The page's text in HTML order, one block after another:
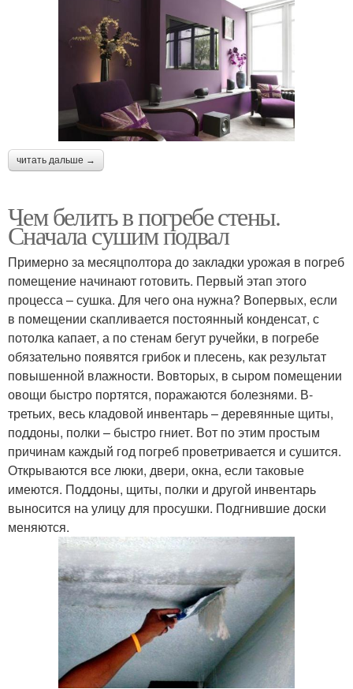
читать дальше →
Чем белить в погребе стены.
Сначала сушим подвал
Примерно за месяц­полтора до закладки урожая в погреб
помещение начинают готовить. Первый этап этого
процесса – сушка. Для чего она нужна? Во­первых, если
в помещении скапливается постоянный конденсат, с
потолка капает, а по стенам бегут ручейки, в погребе
обязательно появятся грибок и плесень, как результат
повышенной влажности. Во­вторых, в сыром помещении
овощи быстро портятся, поражаются болезнями. В­
третьих, весь кладовой инвентарь – деревянные щиты,
поддоны, полки – быстро гниет. Вот по этим простым
причинам каждый год погреб проветривается и сушится.
Открываются все люки, двери, окна, если таковые
имеются. Поддоны, щиты, полки и другой инвентарь
выносится на улицу для просушки. Подгнившие доски
меняются.